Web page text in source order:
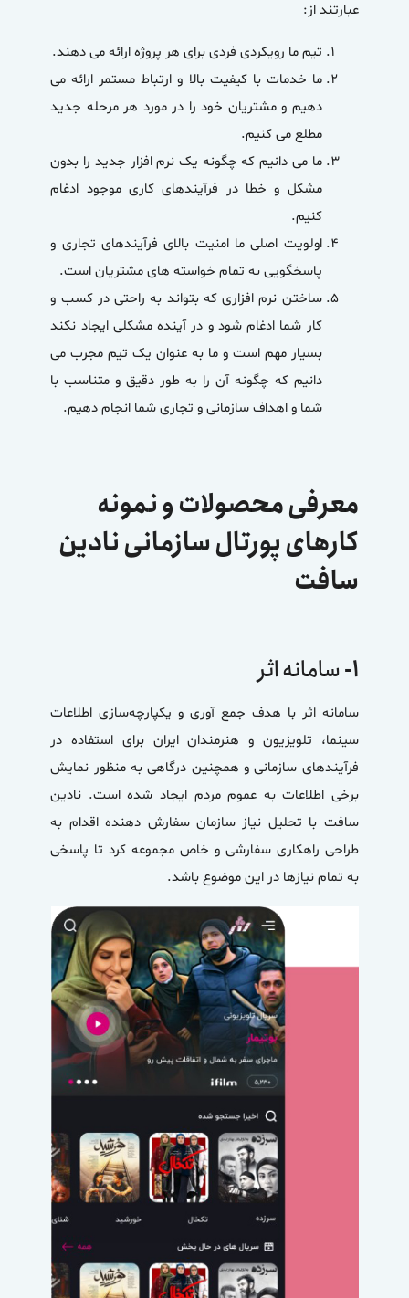
عبارتند از:
تیم ما رویکردی فردی برای هر پروژه ارائه می دهند.
ما خدمات با کیفیت بالا و ارتباط مستمر ارائه می
دهیم و مشتریان خود را در مورد هر مرحله جدید
مطلع می کنیم.
ما می دانیم که چگونه یک نرم افزار جدید را بدون
مشکل و خطا در فرآیندهای کاری موجود ادغام
کنیم.
اولویت اصلی ما امنیت بالای فرآیندهای تجاری و
پاسخگویی به تمام خواسته های مشتریان است.
ساختن نرم افزاری که بتواند به راحتی در کسب و
کار شما ادغام شود و در آینده مشکلی ایجاد نکند
بسیار مهم است و ما به عنوان یک تیم مجرب می
دانیم که چگونه آن را به طور دقیق و متناسب با
شما و اهداف سازمانی و تجاری شما انجام دهیم.
معرفی محصولات و نمونه
کارهای پورتال سازمانی نادین
سافت
۱- سامانه اثر
سامانه اثر با هدف جمع آوری و یکپارچه‌سازی اطلاعات
سینما، تلویزیون و هنرمندان ایران برای استفاده در
فرآیندهای سازمانی و همچنین درگاهی به منظور نمایش
برخی اطلاعات به عموم مردم ایجاد شده است. نادین
سافت با تحلیل نیاز سازمان سفارش دهنده اقدام به
طراحی راهکاری سفارشی و خاص مجموعه کرد تا پاسخی
به تمام نیازها در این موضوع باشد.